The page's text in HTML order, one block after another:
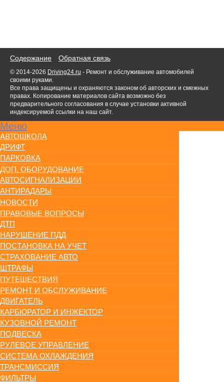
Содержание Обратная связь
© 2014-2026 Driving24.ru - Ремонт и обслуживание автомобилей
своими руками.
Все права защищены и охраняются законом об авторских и смежных
правах. Копирование материалов сайта возможно без
предварительного согласования в случае установки активной
индексируемой ссылки на наш сайт.
Меню
АВТОШКОЛА
ДРИФТ
ПАРКОВКА
ДОП. ОБОРУДОВАНИЕ
АВТОСИГНАЛИЗАЦИИ
АНТИРАДАРЫ
НОВОСТИ
ПРАВОВЫЕ ВОПРОСЫ
ДТП
НАРУШЕНИЕ ПДД
ПОСТАНОВКА НА УЧЕТ
СТРАХОВАНИЕ АВТО
ШТРАФЫ
ПУТЕШЕСТВИЯ
РЕМОНТ И ОБСЛУЖИВАНИЕ
ДВИГАТЕЛЬ
КАРБЮРАТОР И ИНЖЕКТОР
КУЗОВНОЙ РЕМОНТ
ПОДВЕСКА
РУЛЕВОЕ УПРАВЛЕНИЕ
СИСТЕМА ОХЛАЖДЕНИЯ
ТРАНСМИССИЯ
ФИЛЬТРЫ